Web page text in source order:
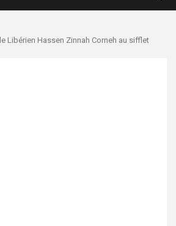
Libérien Hassen Zinnah Corneh au sifflet